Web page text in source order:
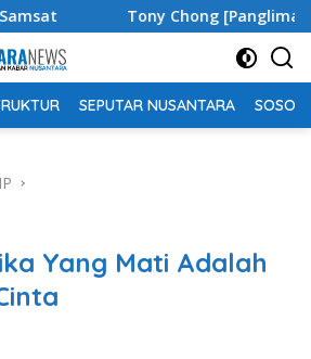
Chong [Panglima Tony] Penggiat
SEPUTAR NUSANTARA SOSOK
Yang Mati Adalah